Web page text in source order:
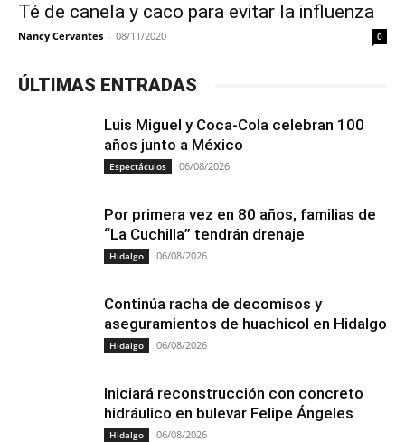
Té de canela y caco para evitar la influenza
Nancy Cervantes - 08/11/2020 0
ÚLTIMAS ENTRADAS
Luis Miguel y Coca-Cola celebran 100
años junto a México
Espectáculos 06/08/2026
Por primera vez en 80 años, familias de
“La Cuchilla” tendrán drenaje
Hidalgo 06/08/2026
Continúa racha de decomisos y
aseguramientos de huachicol en Hidalgo
Hidalgo 06/08/2026
Iniciará reconstrucción con concreto
hidráulico en bulevar Felipe Ángeles
Hidalgo 06/08/2026